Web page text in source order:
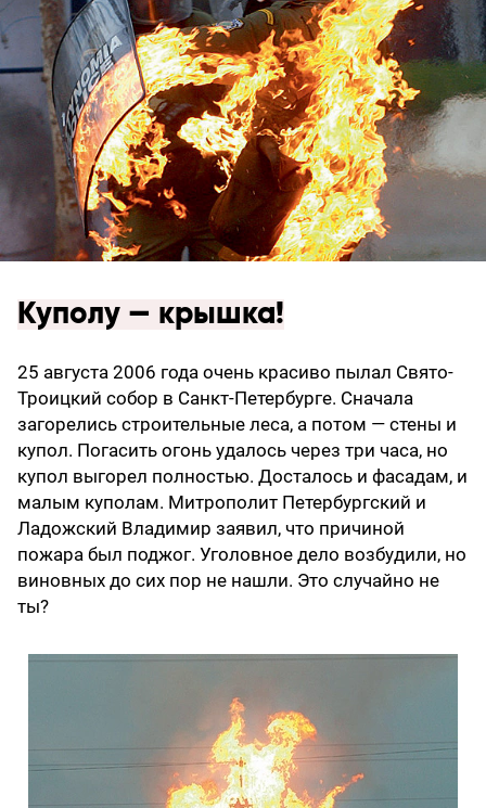
Куполу — крышка!
25 августа 2006 года очень красиво пылал Свято-
Троицкий собор в Санкт-Петербурге. Сначала
загорелись строительные леса, а потом — стены и
купол. Погасить огонь удалось через три часа, но
купол выгорел полностью. Досталось и фасадам, и
малым куполам. Митрополит Петербургский и
Ладожский Владимир заявил, что причиной
пожара был поджог. Уголовное дело возбудили, но
виновных до сих пор не нашли. Это случайно не
ты?